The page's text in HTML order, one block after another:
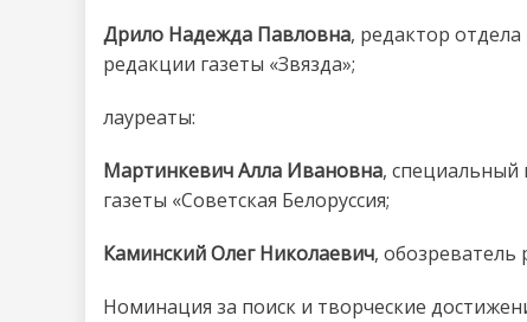
Дрило Надежда Павловна, редактор
редакции газеты «Звязда»;
лауреаты:
Мартинкевич Алла Ивановна, специальный
газеты «Советская Белоруссия;
Каминский Олег Николаевич, обозреватель
Номинация за поиск и творческие